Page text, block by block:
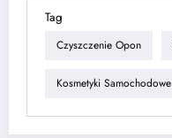
Tag
Czyszczenie Opon
Kosmetyki Samochodowe